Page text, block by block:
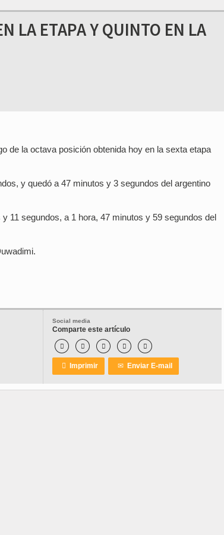
LA ETAPA Y QUINTO EN LA
de la octava posición obtenida hoy en la sexta etapa
y quedó a 47 minutos y 3 segundos del argentino
11 segundos, a 1 hora, 47 minutos y 59 segundos del
Social media
Comparte este artículo
    
 Imprimir ✉ Enviar E-mail